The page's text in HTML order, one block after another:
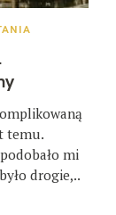
temu.
mi
drogie,..